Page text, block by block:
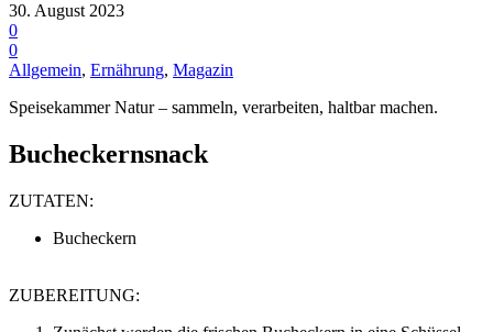
30. August 2023
0
0
Allgemein, Ernährung, Magazin
Speisekammer Natur – sammeln, verarbeiten, haltbar machen.
Bucheckernsnack
ZUTATEN:
Bucheckern
ZUBEREITUNG: